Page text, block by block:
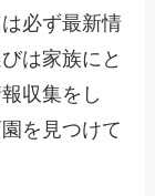
必ず最新情
は家族にと
収集をし
を見つけて